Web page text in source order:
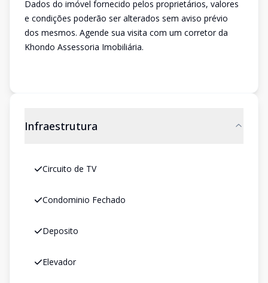
Dados do imóvel fornecido pelos proprietários, valores
e condições poderão ser alterados sem aviso prévio
dos mesmos. Agende sua visita com um corretor da
Khondo Assessoria Imobiliária.
Infraestrutura
Circuito de TV
Condominio Fechado
Deposito
Elevador